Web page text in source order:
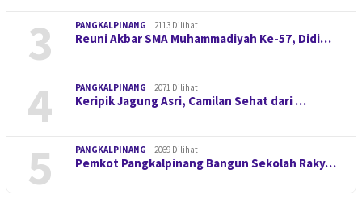
3 PANGKALPINANG 2113 Dilihat
Reuni Akbar SMA Muhammadiyah Ke-57, Didi…
4 PANGKALPINANG 2071 Dilihat
Keripik Jagung Asri, Camilan Sehat dari …
5 PANGKALPINANG 2069 Dilihat
Pemkot Pangkalpinang Bangun Sekolah Raky…